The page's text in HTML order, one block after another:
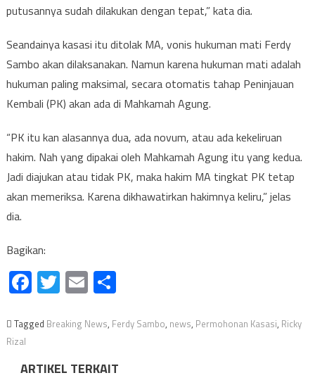
putusannya sudah dilakukan dengan tepat,” kata dia.
Seandainya kasasi itu ditolak MA, vonis hukuman mati Ferdy
Sambo akan dilaksanakan. Namun karena hukuman mati adalah
hukuman paling maksimal, secara otomatis tahap Peninjauan
Kembali (PK) akan ada di Mahkamah Agung.
“PK itu kan alasannya dua, ada novum, atau ada kekeliruan
hakim. Nah yang dipakai oleh Mahkamah Agung itu yang kedua.
Jadi diajukan atau tidak PK, maka hakim MA tingkat PK tetap
akan memeriksa. Karena dikhawatirkan hakimnya keliru,” jelas
dia.
Bagikan:
Facebook
Twitter
EmailShare
Tagged Breaking News, Ferdy Sambo, news, Permohonan Kasasi, Ricky
Rizal
ARTIKEL TERKAIT